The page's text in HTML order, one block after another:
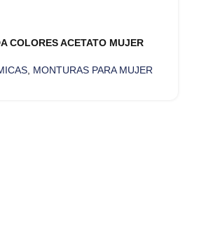
COLORES ACETATO MUJER
, MONTURAS PARA MUJER